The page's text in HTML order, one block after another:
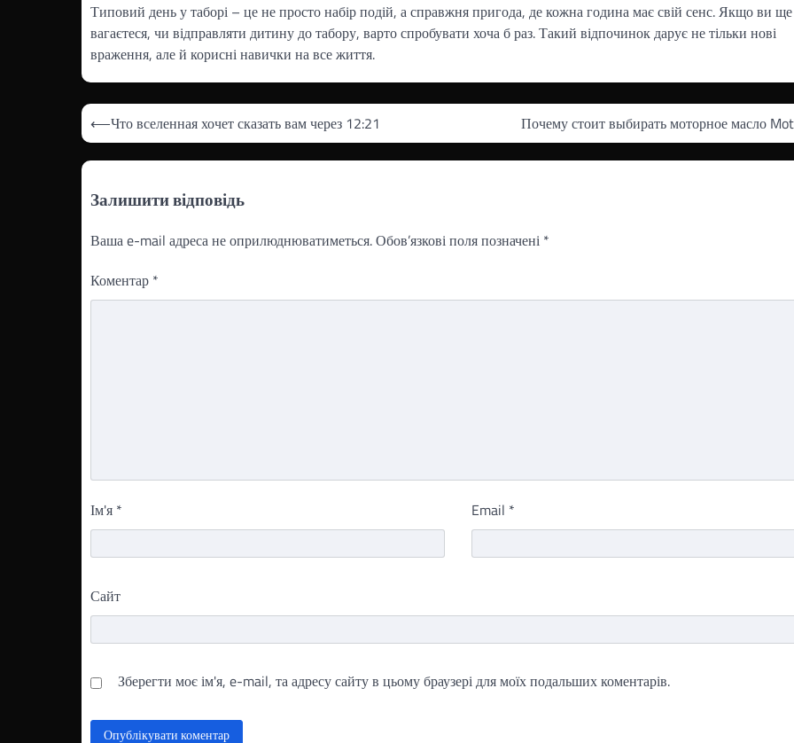
Типовий день у таборі – це не просто набір подій, а справжня пригода, де кожна година має свій сенс. Якщо ви ще
вагаєтеся, чи відправляти дитину до табору, варто спробувати хоча б раз. Такий відпочинок дарує не тільки нові
враження, але й корисні навички на все життя.
Навігація
записів
⟵Что вселенная хочет сказать вам через 12:21 Почему стоит выбирать моторное масло
Залишити відповідь
Ваша e-mail адреса не оприлюднюватиметься.Обов’язкові поля позначені *
Коментар *
Ім'я * Email *
Сайт
Зберегти моє ім'я, e-mail, та адресу сайту в цьому браузері для моїх подальших коментарів.